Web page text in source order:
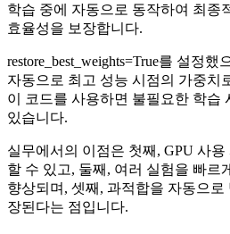
학습 중에 자동으로 동작하여 최종
효율성을 보장합니다.
restore_best_weights=True를 설정
자동으로 최고 성능 시점의 가중치
이 코드를 사용하면 불필요한 학습
있습니다.
실무에서의 이점은 첫째, GPU 사
할 수 있고, 둘째, 여러 실험을 빠르
향상되며, 셋째, 과적합을 자동으로
장된다는 점입니다.